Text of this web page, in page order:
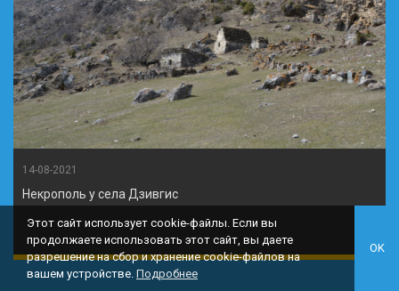
14-08-2021
Некрополь у села Дзивгис
Этот сайт использует cookie-файлы. Если вы
продолжаете использовать этот сайт, вы даете
разрешение на сбор и хранение cookie-файлов на
вашем устройстве. Подробнее
OK